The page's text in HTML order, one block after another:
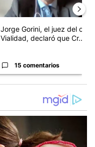
Jorge Gorini, el juez del caso
Vialidad, declaró que Cr...
15 comentarios